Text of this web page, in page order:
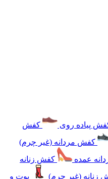
پیاده روی
کفش
کفش مردانه (غیر چرم)
عمده
کفش زنانه
زنانه (غیر چرم)
بوت و